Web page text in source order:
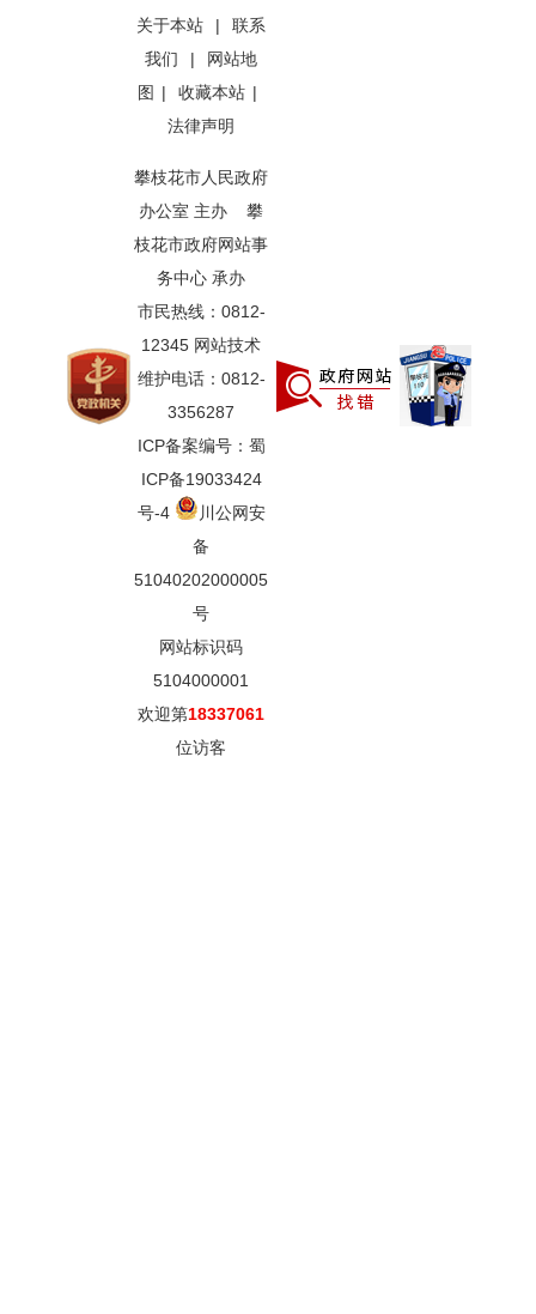
关于本站 |
联系
我们
|
网站地
图 | 收藏本站 |
法律声明
攀枝花市人民政府
办公室 主办 攀
枝花市政府网站事
务中心 承办
市民热线：0812-
12345 网站技术
维护电话：0812-
3356287
ICP备案编号：蜀
ICP备19033424
号-4
川公网安
备
51040202000005
号
网站标识码
5104000001
欢迎第18337061
位访客